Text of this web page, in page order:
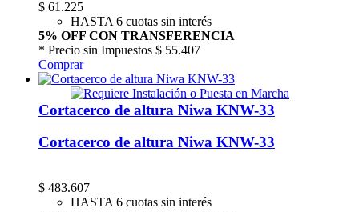
$ 61.225
HASTA 6 cuotas sin interés
5% OFF CON TRANSFERENCIA
* Precio sin Impuestos $ 55.407
Comprar
Cortacerco de altura Niwa KNW-33
Cortacerco de altura Niwa KNW-33
$ 483.607
HASTA 6 cuotas sin interés